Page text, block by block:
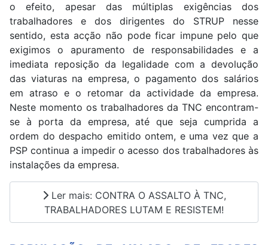
o efeito, apesar das múltiplas exigências dos
trabalhadores e dos dirigentes do STRUP nesse
sentido, esta acção não pode ficar impune pelo que
exigimos o apuramento de responsabilidades e a
imediata reposição da legalidade com a devolução
das viaturas na empresa, o pagamento dos salários
em atraso e o retomar da actividade da empresa.
Neste momento os trabalhadores da TNC encontram-
se à porta da empresa, até que seja cumprida a
ordem do despacho emitido ontem, e uma vez que a
PSP continua a impedir o acesso dos trabalhadores às
instalações da empresa.
Ler mais: CONTRA O ASSALTO À TNC,
TRABALHADORES LUTAM E RESISTEM!